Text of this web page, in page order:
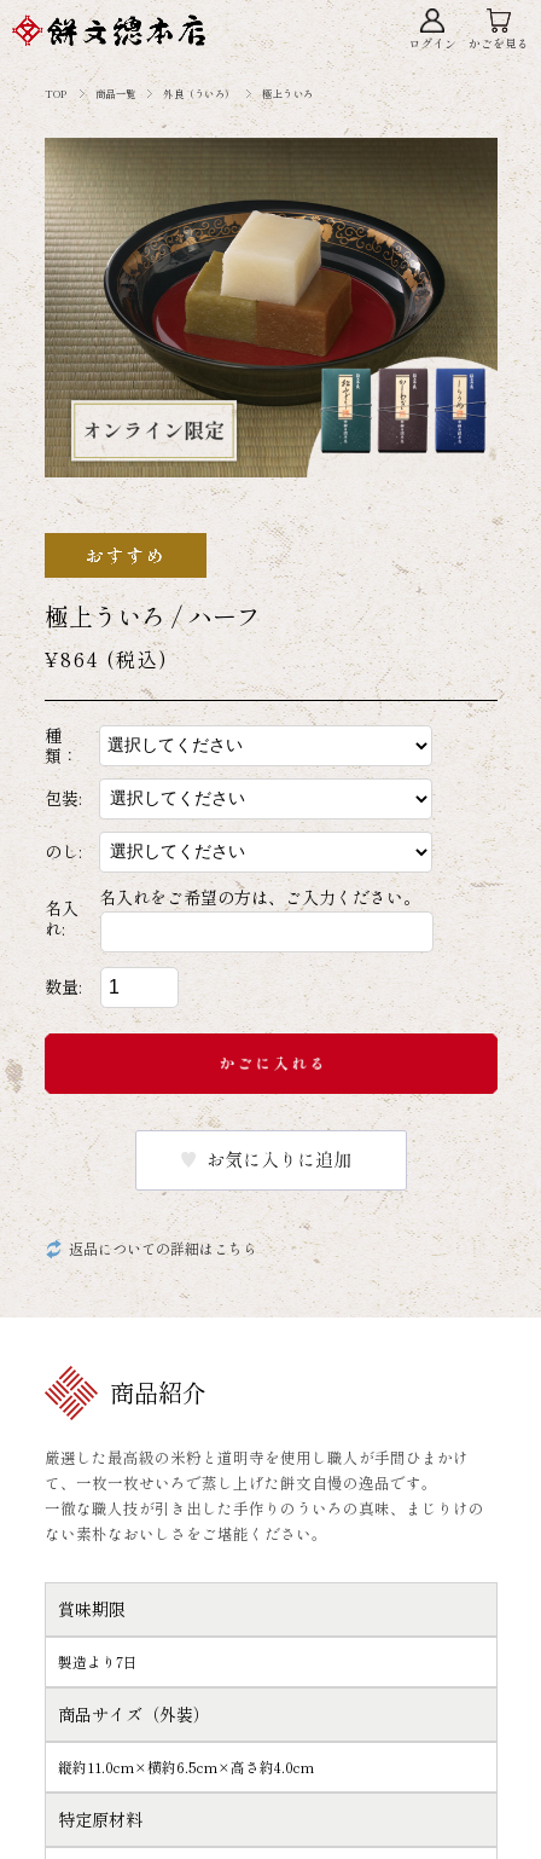
ログイン かごを見る
TOP 商品一覧 外良（ういろ） 極上ういろ
極上ういろ / ハーフ
¥864 (税込)
種
類：
包装:
のし:
名入
れ:
名入れをご希望の方は、ご入力ください。
数量:
返品についての詳細はこちら
商品紹介
厳選した最高級の米粉と道明寺を使用し職人が手間ひまかけ
て、一枚一枚せいろで蒸し上げた餅文自慢の逸品です。
一徹な職人技が引き出した手作りのういろの真味、まじりけの
ない素朴なおいしさをご堪能ください。
賞味期限
製造より7日
商品サイズ（外装）
縦約11.0cm×横約6.5cm×高さ約4.0cm
特定原材料